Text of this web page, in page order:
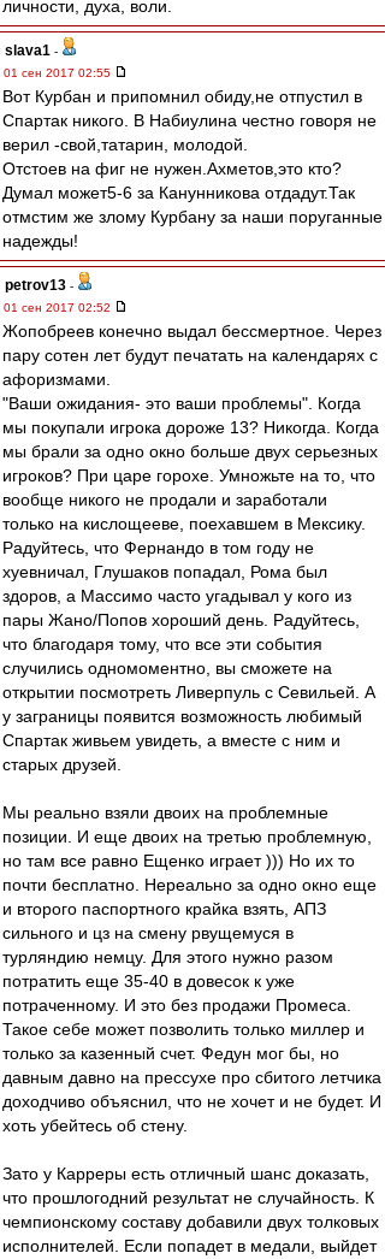
личности, духа, воли.
slava1 -
01 сен 2017 02:55
Вот Курбан и припомнил обиду,не отпустил в
Спартак никого. В Набиулина честно говоря не
верил -свой,татарин, молодой.
Отстоев на фиг не нужен.Ахметов,это кто?
Думал может5-6 за Канунникова отдадут.Так
отмстим же злому Курбану за наши поруганные
надежды!
petrov13 -
01 сен 2017 02:52
Жопобреев конечно выдал бессмертное. Через
пару сотен лет будут печатать на календарях с
афоризмами.
"Ваши ожидания- это ваши проблемы". Когда
мы покупали игрока дороже 13? Никогда. Когда
мы брали за одно окно больше двух серьезных
игроков? При царе горохе. Умножьте на то, что
вообще никого не продали и заработали
только на кислощееве, поехавшем в Мексику.
Радуйтесь, что Фернандо в том году не
хуевничал, Глушаков попадал, Рома был
здоров, а Массимо часто угадывал у кого из
пары Жано/Попов хороший день. Радуйтесь,
что благодаря тому, что все эти события
случились одномоментно, вы сможете на
открытии посмотреть Ливерпуль с Севильей. А
у заграницы появится возможность любимый
Спартак живьем увидеть, а вместе с ним и
старых друзей.
Мы реально взяли двоих на проблемные
позиции. И еще двоих на третью проблемную,
но там все равно Ещенко играет ))) Но их то
почти бесплатно. Нереально за одно окно еще
и второго паспортного крайка взять, АПЗ
сильного и цз на смену рвущемуся в
турляндию немцу. Для этого нужно разом
потратить еще 35-40 в довесок к уже
потраченному. И это без продажи Промеса.
Такое себе может позволить только миллер и
только за казенный счет. Федун мог бы, но
давным давно на прессухе про сбитого летчика
доходчиво объяснил, что не хочет и не будет. И
хоть убейтесь об стену.
Зато у Карреры есть отличный шанс доказать,
что прошлогодний результат не случайность. К
чемпионскому составу добавили двух толковых
исполнителей. Если попадет в медали, выйдет